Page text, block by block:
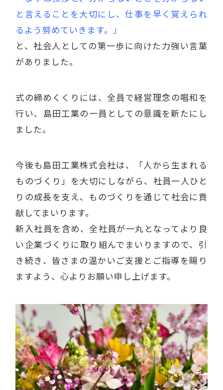
と言えることを大切にし、仕事を早く覚えられ
るよう努めていきます。」
と、社会人としての第一歩に向けた力強い言葉
がありました。
式の締めくくりには、全員で経営理念の唱和を
行い、島田工業の一員としての意識を新たにし
ました。
今後も島田工業株式会社は、「人から生まれる
ものづくり」を大切にしながら、社員一人ひと
りの成長を支え、ものづくりを通じて社会に貢
献してまいります。
新入社員を含め、全社員が一丸となってより良
い企業づくりに取り組んでまいりますので、引
き続き、皆さまの温かいご支援とご指導を賜り
ますよう、心よりお願い申し上げます。